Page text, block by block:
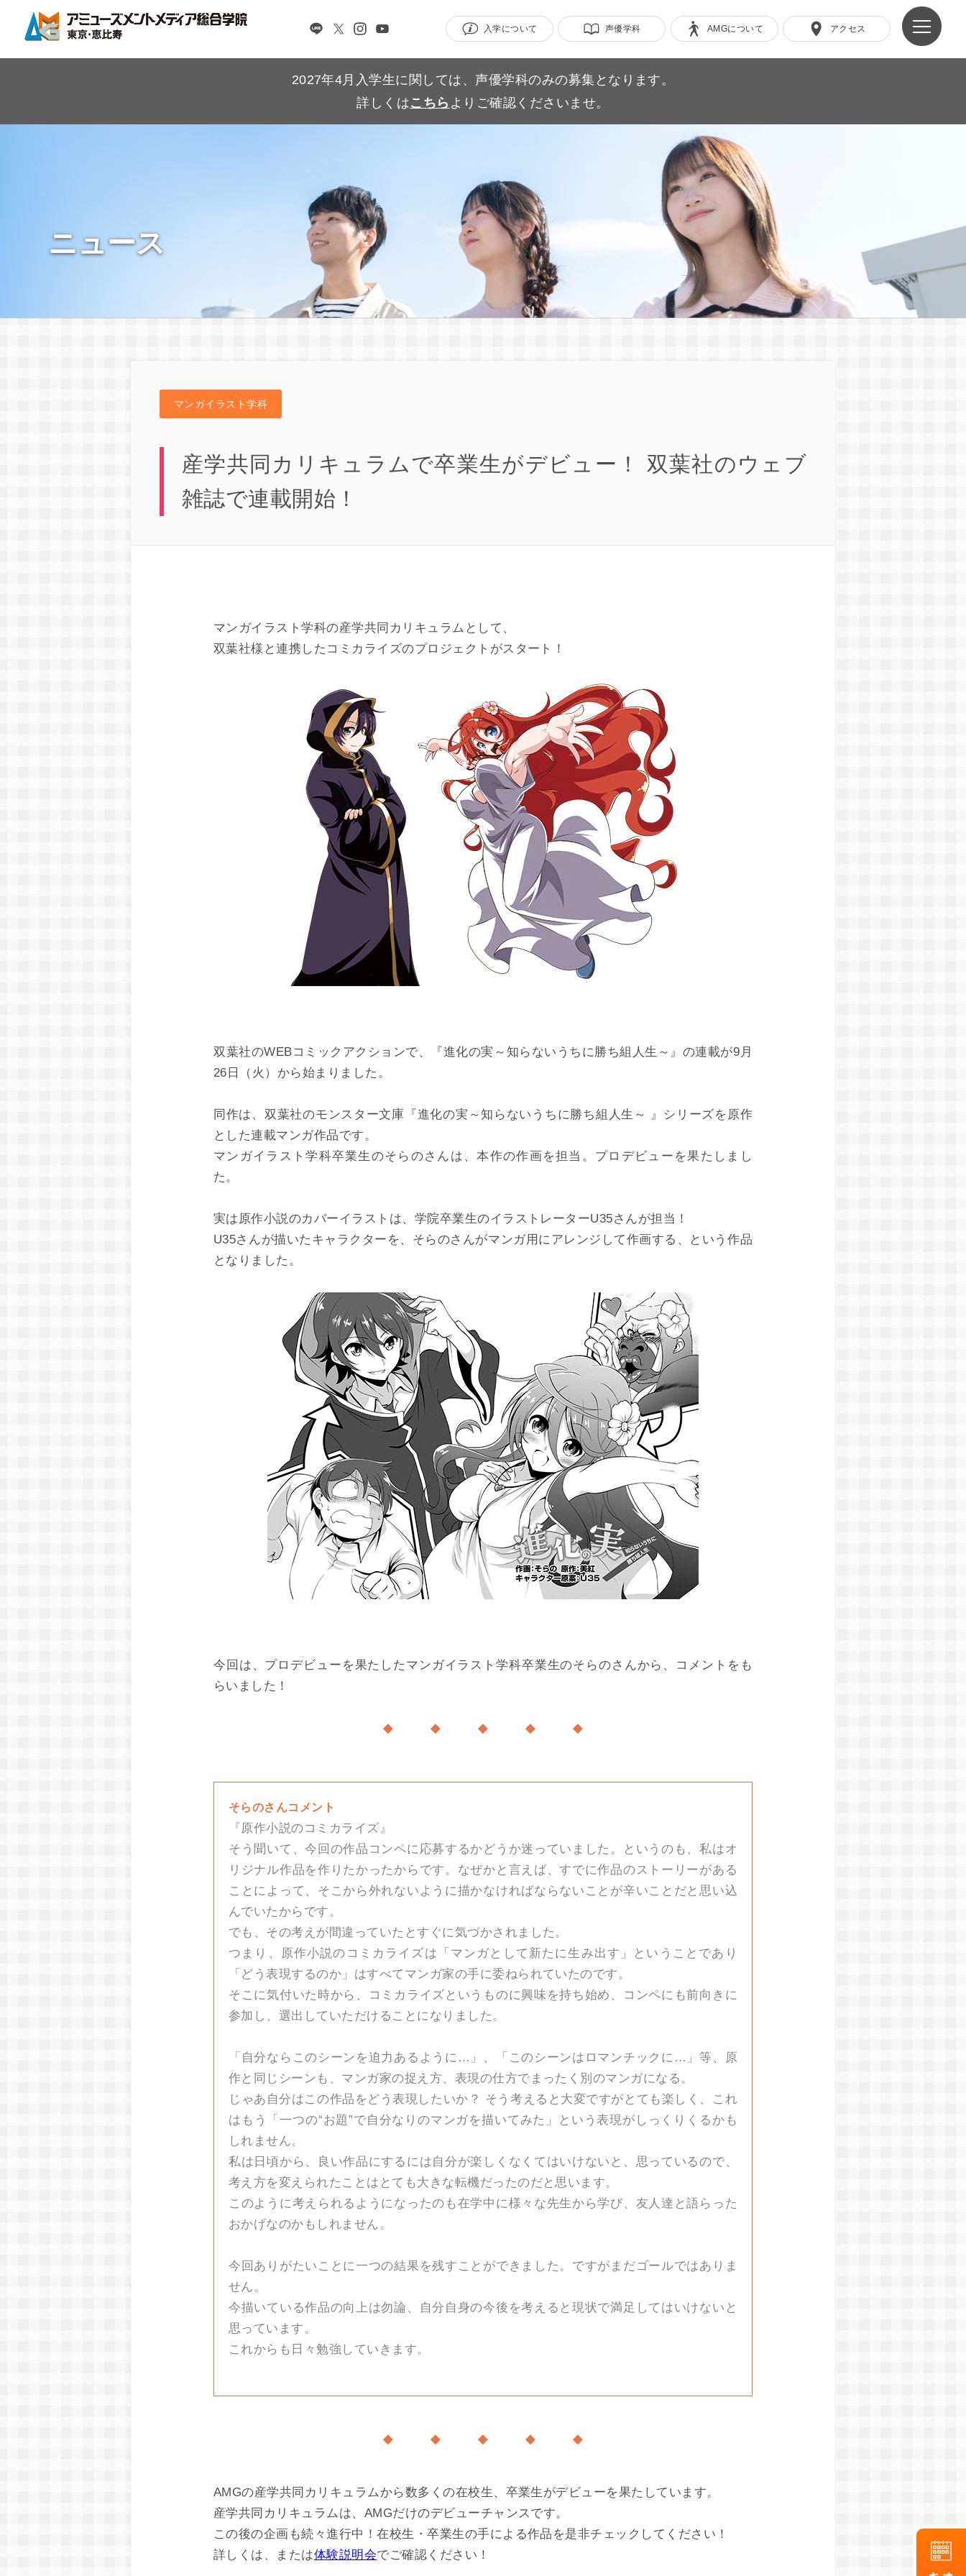
入学について 声優学科 AMGについて アクセス
2027年4月入学生に関しては、声優学科のみの募集となります。
詳しくはこちら よりご確認くださいませ。
ニュース
マンガイラスト学科
産学共同カリキュラムで卒業生がデビュー！ 双葉社のウェブ
雑誌で連載開始！
マンガイラスト学科の産学共同カリキュラムとして、
双葉社様と連携したコミカライズのプロジェクトがスタート！
双葉社のWEBコミックアクションで、『進化の実～知らないうちに勝ち組人生～』の連載が9月
26日（火）から始まりました。
同作は、双葉社のモンスター文庫『進化の実～知らないうちに勝ち組人生～ 』シリーズを原作
とした連載マンガ作品です。
マンガイラスト学科卒業生のそらのさんは、本作の作画を担当。プロデビューを果たしまし
た。
実は原作小説のカバーイラストは、学院卒業生のイラストレーターU35さんが担当！
U35さんが描いたキャラクターを、そらのさんがマンガ用にアレンジして作画する、という作品
となりました。
今回は、プロデビューを果たしたマンガイラスト学科卒業生のそらのさんから、コメントをも
らいました！
◆ ◆ ◆ ◆ ◆
そらのさんコメント
『原作小説のコミカライズ』
そう聞いて、今回の作品コンペに応募するかどうか迷っていました。というのも、私はオ
リジナル作品を作りたかったからです。なぜかと言えば、すでに作品のストーリーがある
ことによって、そこから外れないように描かなければならないことが辛いことだと思い込
んでいたからです。
でも、その考えが間違っていたとすぐに気づかされました。
つまり、原作小説のコミカライズは「マンガとして新たに生み出す」ということであり
「どう表現するのか」はすべてマンガ家の手に委ねられていたのです。
そこに気付いた時から、コミカライズというものに興味を持ち始め、コンペにも前向きに
参加し、選出していただけることになりました。
「自分ならこのシーンを迫力あるように…」、「このシーンはロマンチックに…」等、原
作と同じシーンも、マンガ家の捉え方、表現の仕方でまったく別のマンガになる。
じゃあ自分はこの作品をどう表現したいか？ そう考えると大変ですがとても楽しく、これ
はもう「一つの“お題”で自分なりのマンガを描いてみた」という表現がしっくりくるかも
しれません。
私は日頃から、良い作品にするには自分が楽しくなくてはいけないと、思っているので、
考え方を変えられたことはとても大きな転機だったのだと思います。
このように考えられるようになったのも在学中に様々な先生から学び、友人達と語らった
おかげなのかもしれません。
今回ありがたいことに一つの結果を残すことができました。ですがまだゴールではありま
せん。
今描いている作品の向上は勿論、自分自身の今後を考えると現状で満足してはいけないと
思っています。
これからも日々勉強していきます。
◆ ◆ ◆ ◆ ◆
AMGの産学共同カリキュラムから数多くの在校生、卒業生がデビューを果たしています。
産学共同カリキュラムは、AMGだけのデビューチャンスです。
この後の企画も続々進行中！在校生・卒業生の手による作品を是非チェックしてください！
詳しくは 、または体験説明会でご確認ください！